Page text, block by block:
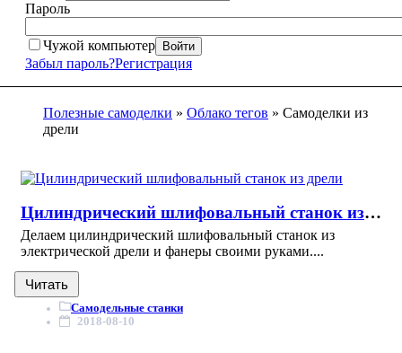
Пароль
Чужой компьютер Войти
Забыл пароль?Регистрация
Полезные самоделки » Облако тегов » Самоделки из
дрели
Цилиндрический шлифовальный станок из дрели
Делаем цилиндрический шлифовальный станок из
электрической дрели и фанеры своими руками....
Читать
Самодельные станки
2018-08-10